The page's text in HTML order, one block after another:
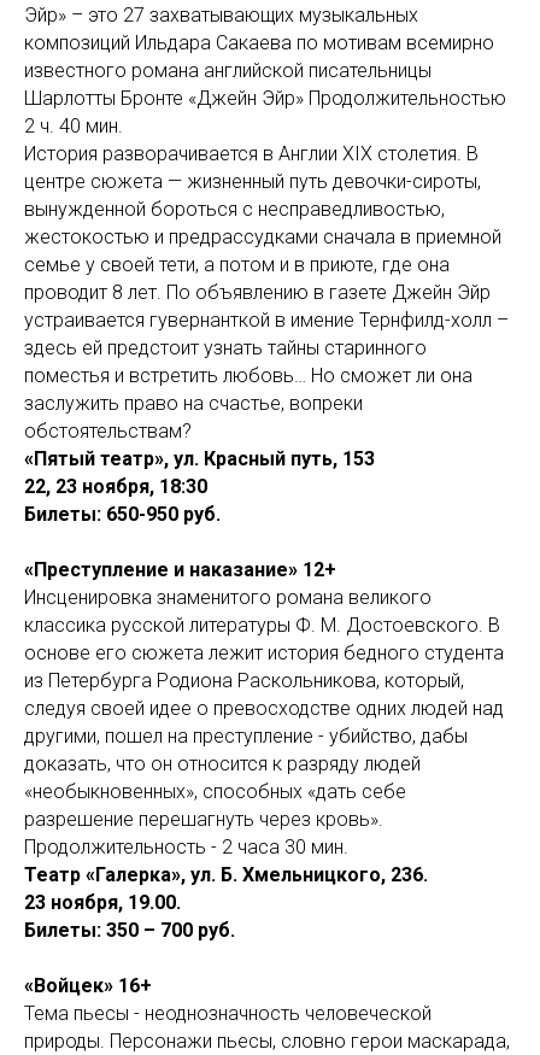
Эйр» – это 27 захватывающих музыкальных
композиций Ильдара Сакаева по мотивам всемирно
известного романа английской писательницы
Шарлотты Бронте «Джейн Эйр» Продолжительностью
2 ч. 40 мин.
История разворачивается в Англии ХIХ столетия. В
центре сюжета — жизненный путь девочки-сироты,
вынужденной бороться с несправедливостью,
жестокостью и предрассудками сначала в приемной
семье у своей тети, а потом и в приюте, где она
проводит 8 лет. По объявлению в газете Джейн Эйр
устраивается гувернанткой в имение Тернфилд-холл –
здесь ей предстоит узнать тайны старинного
поместья и встретить любовь… Но сможет ли она
заслужить право на счастье, вопреки
обстоятельствам?
«Пятый театр», ул. Красный путь, 153
22, 23 ноября, 18:30
Билеты: 650-950 руб.
«Преступление и наказание» 12+
Инсценировка знаменитого романа великого
классика русской литературы Ф. М. Достоевского. В
основе его сюжета лежит история бедного студента
из Петербурга Родиона Раскольникова, который,
следуя своей идее о превосходстве одних людей над
другими, пошел на преступление - убийство, дабы
доказать, что он относится к разряду людей
«необыкновенных», способных «дать себе
разрешение перешагнуть через кровь».
Продолжительность - 2 часа 30 мин.
Театр «Галерка», ул. Б. Хмельницкого, 236.
23 ноября, 19.00.
Билеты: 350 – 700 руб.
«Войцек» 16+
Тема пьесы - неоднозначность человеческой
природы. Персонажи пьесы, словно герои маскарада,